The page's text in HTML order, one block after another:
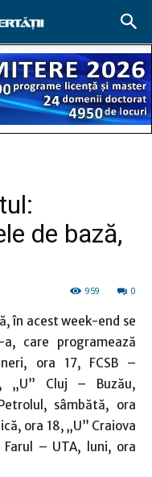
de bază,
0
959
în acest week-end se
care programează
ora 17, FCSB –
„U” Cluj – Buzău,
sâmbătă, ora
ora 18, „U” Craiova
– UTA, luni, ora